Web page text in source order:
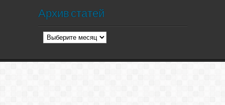
Архив статей
Архив
статей